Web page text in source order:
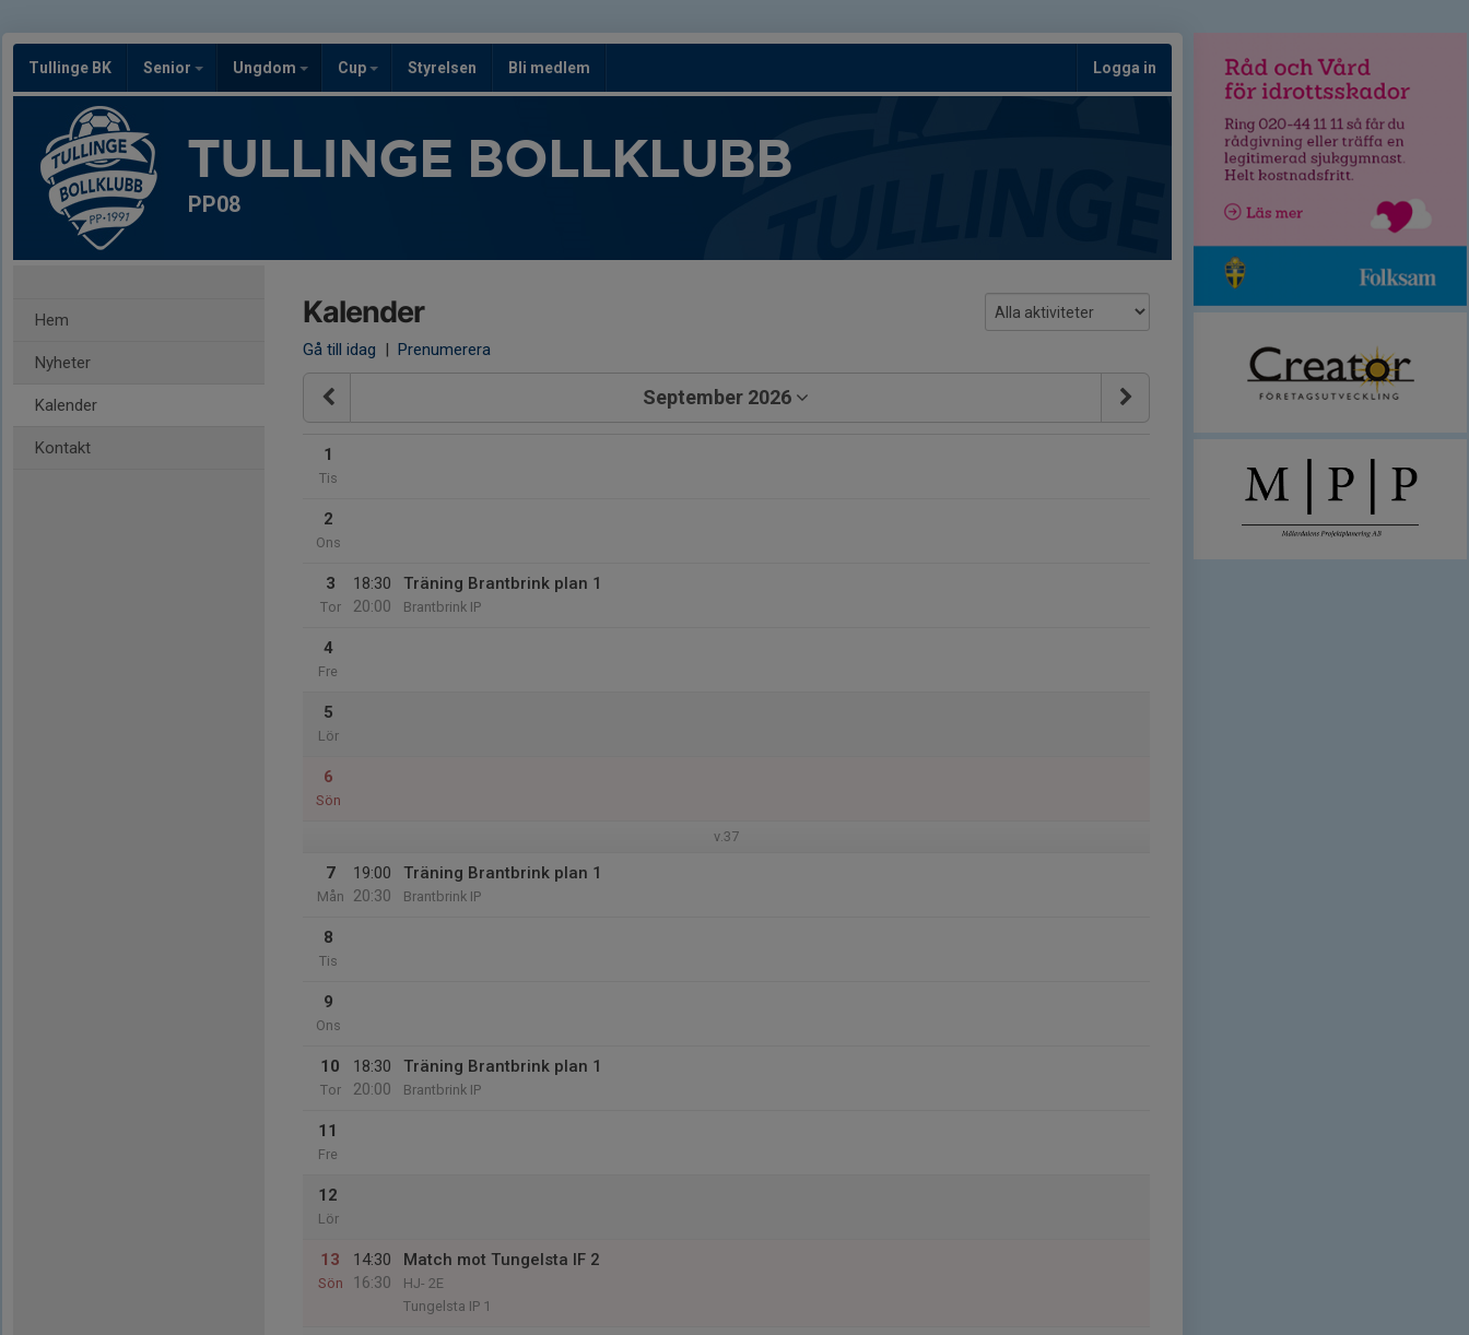
Tullinge BK Senior Ungdom Cup Styrelsen Bli medlem Logga in
TULLINGE BOLLKLUBB
PP08
Hem
Nyheter
Kalender
Kontakt
Kalender
Gå till idag | Prenumerera
September 2026
1
Tis
2
Ons
3
Tor
18:30
20:00
Träning Brantbrink plan 1
Brantbrink IP
4
Fre
5
Lör
6
Sön
v.37
7
Mån
19:00
20:30
Träning Brantbrink plan 1
Brantbrink IP
8
Tis
9
Ons
10
Tor
18:30
20:00
Träning Brantbrink plan 1
Brantbrink IP
11
Fre
12
Lör
13
Sön
14:30
16:30
Match mot Tungelsta IF 2
HJ- 2E
Tungelsta IP 1